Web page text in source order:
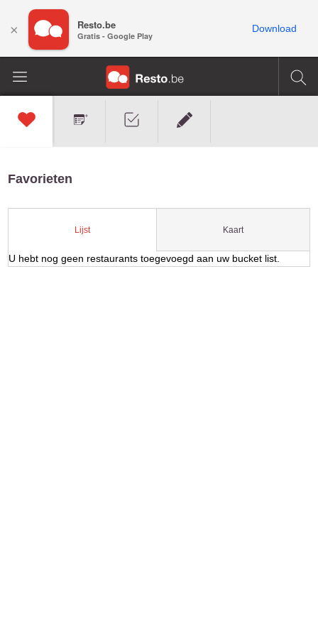
Favorieten
Lijst Kaart
U hebt nog geen restaurants toegevoegd aan uw bucket list.
× Resto.be
Gratis - Google Play
Download